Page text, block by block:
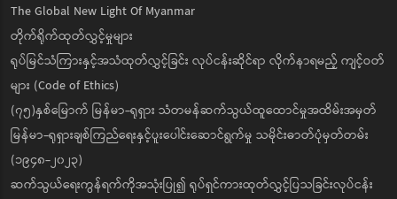
The Global New Light Of Myanmar
တိုက်ရိုက်ထုတ်လွှင့်မှုများ
ရုပ်မြင်သံကြားနှင့်အသံထုတ်လွှင့်ခြင်း လုပ်ငန်းဆိုင်ရာ လိုက်နာရမည့် ကျင့်ဝတ်
များ (Code of Ethics)
(၇၅)နှစ်မြောက် မြန်မာ-ရုရှား သံတမန်ဆက်သွယ်ထူထောင်မှုအထိမ်းအမှတ်
မြန်မာ-ရုရှားချစ်ကြည်ရေးနှင့်ပူးပေါင်းဆောင်ရွက်မှု သမိုင်းဓာတ်ပုံမှတ်တမ်း
(၁၉၄၈-၂၀၂၃)
ဆက်သွယ်ရေးကွန်ရက်ကိုအသုံးပြု၍ ရုပ်ရှင်ကားထုတ်လွှင့်ပြသခြင်းလုပ်ငန်း